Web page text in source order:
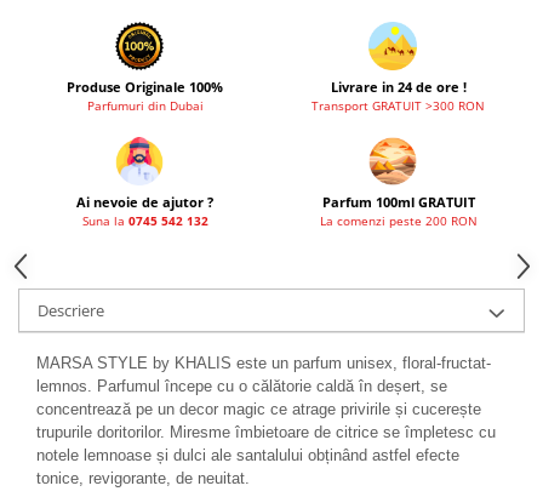
Produse Originale 100%
Parfumuri din Dubai
Livrare in 24 de ore !
Transport GRATUIT >300 RON
Ai nevoie de ajutor ?
Suna la 0745 542 132
Parfum 100ml GRATUIT
La comenzi peste 200 RON
Descriere
MARSA STYLE by KHALIS este un parfum unisex, floral-fructat-
lemnos. Parfumul începe cu o călătorie caldă în deșert, se
concentrează pe un decor magic ce atrage privirile și cucerește
trupurile doritorilor. Miresme îmbietoare de citrice se împletesc cu
notele lemnoase și dulci ale santalului obținând astfel efecte
tonice, revigorante, de neuitat.